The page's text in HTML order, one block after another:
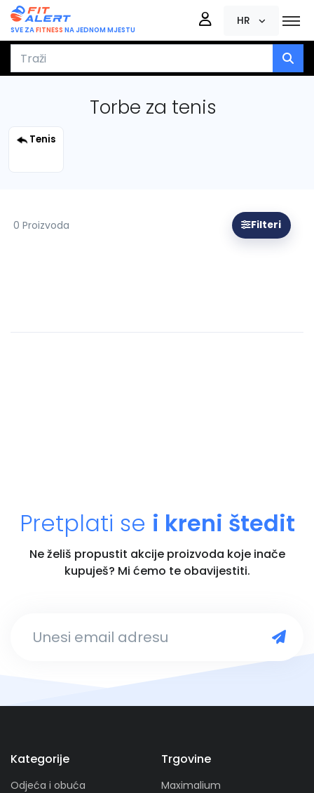
SVE ZAFITNESS NA JEDNOM MJESTU
HR
Torbe za tenis
Tenis
0 Proizvoda Filteri
Pretplati se i kreni štedit
Ne želiš propustit akcije proizvoda koje inače
kupuješ? Mi ćemo te obavijestiti.
Kategorije
Odjeća i obuća
Trgovine
Maximalium